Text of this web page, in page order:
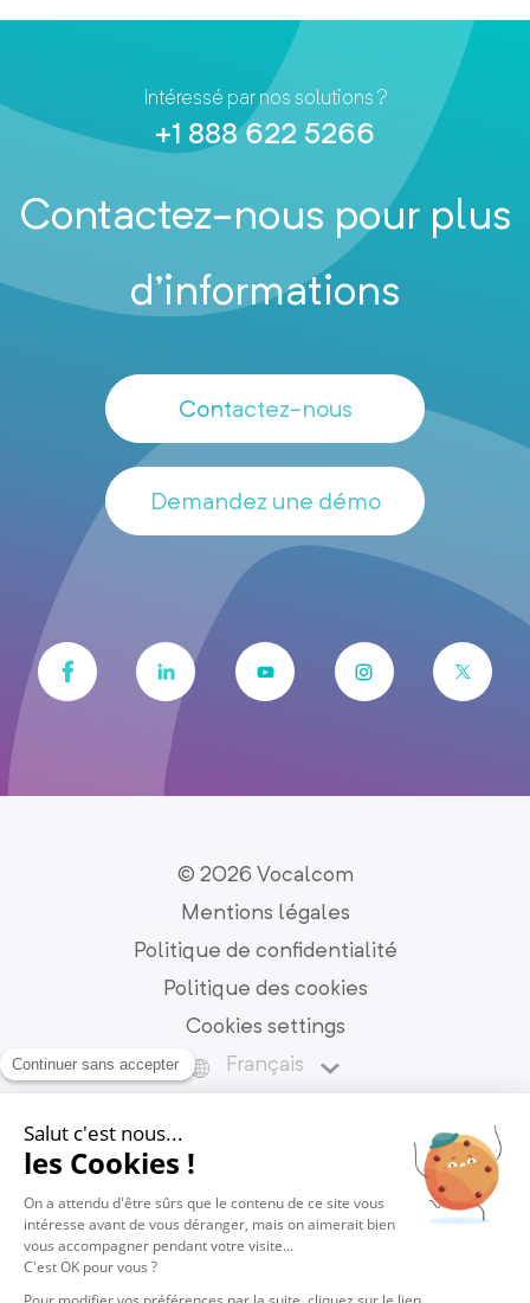
Intéressé par nos solutions ?
+1 888 622 5266
Contactez-nous pour plus
d’informations
Contactez-nous
Demandez une démo
© 2026 Vocalcom
Mentions légales
Politique de confidentialité
Politique des cookies
Cookies settings
Français